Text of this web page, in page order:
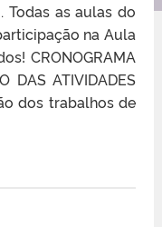
Todas as aulas do
na Aula
CRONOGRAMA
DAS ATIVIDADES
dos trabalhos de